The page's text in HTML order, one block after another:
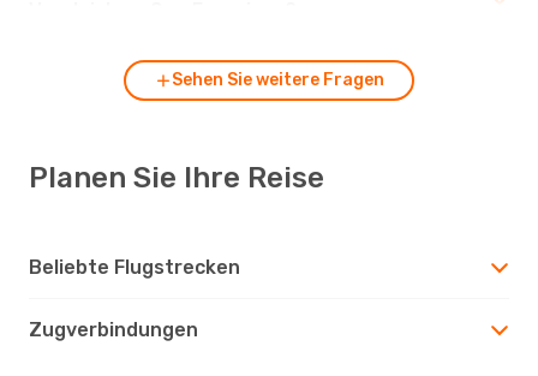
Sehen Sie weitere Fragen
Planen Sie Ihre Reise
Beliebte Flugstrecken
Zugverbindungen